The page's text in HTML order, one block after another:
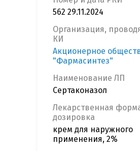
562 29.11.2024
Организация,
КИ
Акционерное
"Фармасинтез"
Наименование ЛП
Сертаконазол
Лекарственная
дозировка
крем для наружного
применения, 2%